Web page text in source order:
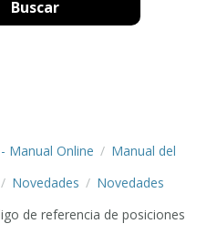
Manual Online
Manual del
Novedades
Novedades
de referencia de posiciones